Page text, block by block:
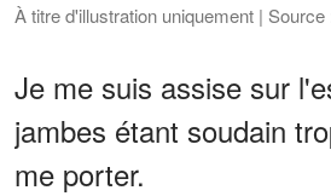
À titre d'illustration uniquement | Source
Je me suis assise sur
jambes étant soudain
me porter.